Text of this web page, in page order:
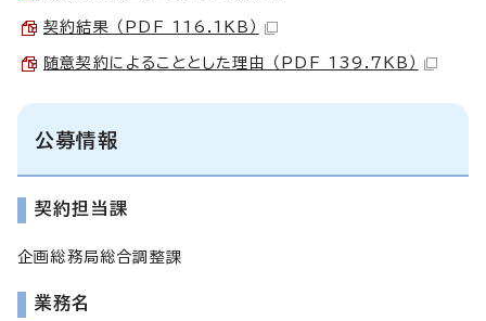
契約結果 （PDF 116.1KB）
随意契約によることとした理由 （PDF 139.7KB）
公募情報
契約担当課
企画総務局総合調整課
業務名